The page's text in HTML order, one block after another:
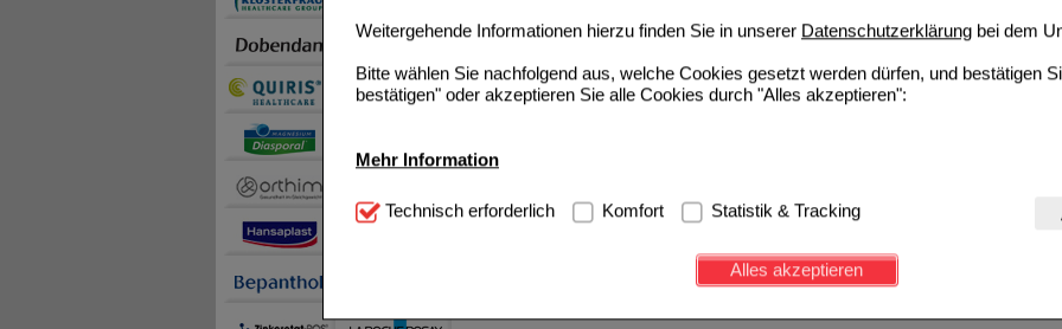
Weitergehende Informationen hierzu finden Sie in unserer Datenschutzerklärung bei dem
Bitte wählen Sie nachfolgend aus, welche Cookies gesetzt werden dürfen, und bestätigen
bestätigen" oder akzeptieren Sie alle Cookies durch "Alles akzeptieren":
Mehr Information
Technisch Notwendig: Hierbei handelt es sich um Cookies, die für die Grundfunktionen
notwendig sind (z.B. Navigation, Warenkorb, Kundenkonto), weshalb auf diese nicht
Diese Cookies werden genutzt um das Einkaufserlebnis noch ansprechender zu
beispielsweise für die Wiedererkennung des Besuchers oder unsere Seite an bevorzugte
Technisch erforderlich Komfort Statistik & Tracking
Alles akzeptieren